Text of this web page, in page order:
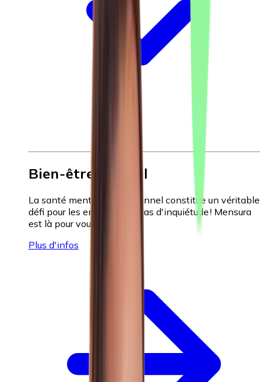
Bien-être mental
La santé mentale du personnel constitue un véritable
défi pour les employeurs. Pas d'inquiétude ! Mensura
est là pour vous aider.
Plus d'infos